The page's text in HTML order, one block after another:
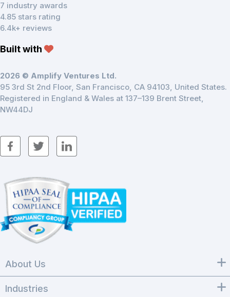
7 industry awards
4.85 stars rating
6.4k+ reviews
Built with
2026 © Amplify Ventures Ltd.
95 3rd St 2nd Floor, San Francisco, CA 94103, United States.
Registered in England & Wales at 137–139 Brent Street,
NW44DJ
About Us
Industries